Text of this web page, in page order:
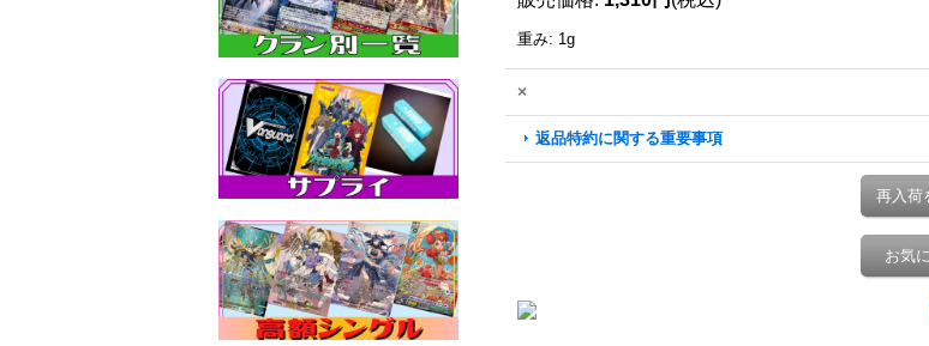
重み: 1g
×
返品特約に関する重要事項
再入荷
お気